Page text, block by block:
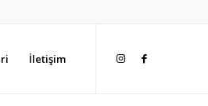
İletişim